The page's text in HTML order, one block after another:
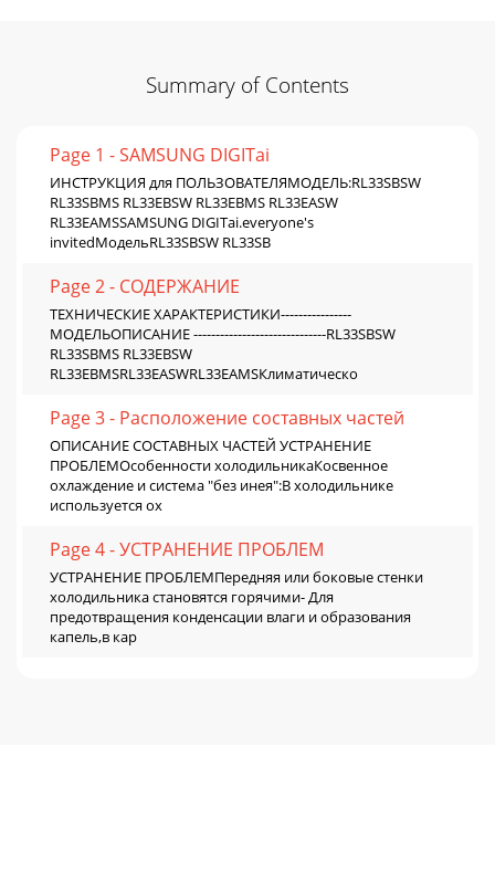
Summary of Contents
Page 1 - SAMSUNG DIGITai
ИНСТРУКЦИЯ для ПОЛЬЗОВАТЕЛЯМОДЕЛЬ:RL33SBSW
RL33SBMS RL33EBSW RL33EBMS RL33EASW
RL33EAMSSAMSUNG DIGITai.everyone's
invitedМодельRL33SBSW RL33SB
Page 2 - СОДЕРЖАНИЕ
ТЕХНИЧЕСКИЕ ХАРАКТЕРИСТИКИ----------------
МОДЕЛЬОПИСАНИЕ ------------------------------RL33SBSW
RL33SBMS RL33EBSW
RL33EBMSRL33EASWRL33EAMSКлиматическо
Page 3 - Расположение составных частей
ОПИСАНИЕ СОСТАВНЫХ ЧАСТЕЙ УСТРАНЕНИЕ
ПРОБЛЕМОсобенности холодильникаКосвенное
охлаждение и система "без инея":В холодильнике
используется ох
Page 4 - УСТРАНЕНИЕ ПРОБЛЕМ
УСТРАНЕНИЕ ПРОБЛЕМПередняя или боковые стенки
холодильника становятся горячими- Для
предотвращения конденсации влаги и образования
капель,в кар